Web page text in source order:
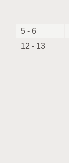
5 - 6
12 - 13